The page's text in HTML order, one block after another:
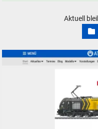
Aktuell